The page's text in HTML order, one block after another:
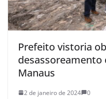
Prefeito vistoria
desassoreamento
Manaus
2 de janeiro de 2024 0